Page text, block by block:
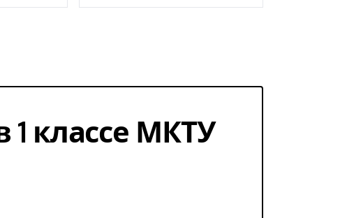
1 классе МКТУ